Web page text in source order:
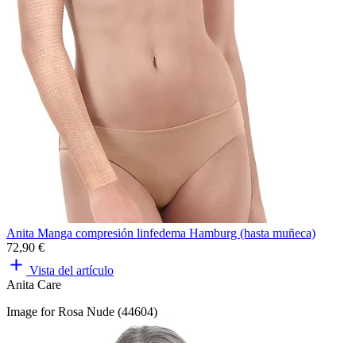
Anita Manga compresión linfedema Hamburg (hasta muñeca)
72,90 €
Vista del artículo
Anita Care
Image for Rosa Nude (44604)